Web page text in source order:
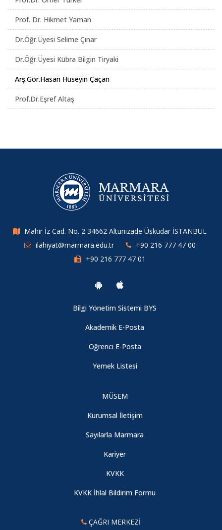
Prof. Dr. Hikmet Yaman
Dr.Öğr.Üyesi Selime Çınar
Dr.Öğr.Üyesi Kübra Bilgin Tiryaki
Arş.Gör.Hasan Hüseyin Çaçan
Prof.Dr.Eşref Altaş
Mahir İz Cad. No. 2 34662 Altunizade Üsküdar İSTANBUL
ilahiyat@marmara.edu.tr
+90 216 777 47 00
+90 216 777 47 01
Bilgi Yönetim Sistemi BYS
Akademik E-Posta
Öğrenci E-Posta
Yemek Listesi
MÜSEM
Kurumsal İletişim
Sayılarla Marmara
Kariyer
KVKK
KVKK İhlal Bildirim Formu
ÇAĞRI MERKEZİ